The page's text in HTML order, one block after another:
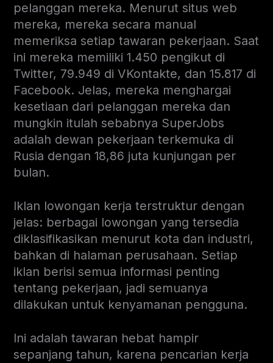
pelanggan mereka. Menurut situs web
mereka, mereka secara manual
memeriksa setiap tawaran pekerjaan. Saat
ini mereka memiliki 1.450 pengikut di
Twitter, 79.949 di VKontakte, dan 15.817 di
Facebook. Jelas, mereka menghargai
kesetiaan dari pelanggan mereka dan
mungkin itulah sebabnya SuperJobs
adalah dewan pekerjaan terkemuka di
Rusia dengan 18,86 juta kunjungan per
bulan.
Iklan lowongan kerja terstruktur dengan
jelas: berbagai lowongan yang tersedia
diklasifikasikan menurut kota dan industri,
bahkan di halaman perusahaan. Setiap
iklan berisi semua informasi penting
tentang pekerjaan, jadi semuanya
dilakukan untuk kenyamanan pengguna.
Ini adalah tawaran hebat hampir
sepanjang tahun, karena pencarian kerja